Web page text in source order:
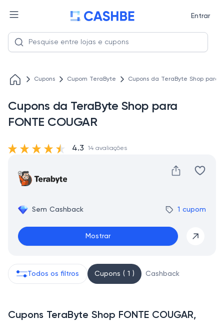
Entrar
Cupons Cupom TeraByte Cupons da TeraByte Shop para
Cupons da TeraByte Shop para
FONTE COUGAR
Sem Cashback 1 cupom
Mostrar
4.3 14 avaliações
Todos os filtros Cupons ( 1 ) Cashback
Cupons TeraByte Shop FONTE COUGAR,